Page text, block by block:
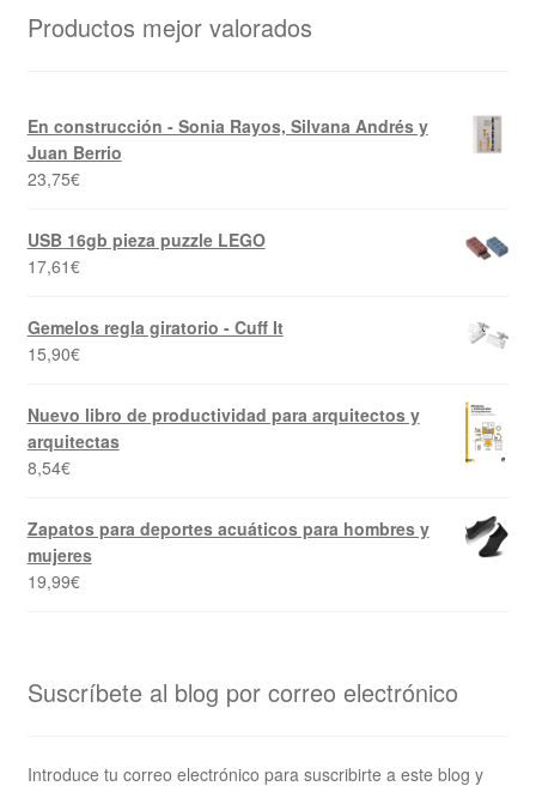
Productos mejor valorados
En construcción - Sonia Rayos, Silvana Andrés y
Juan Berrio
23,75€
USB 16gb pieza puzzle LEGO
17,61€
Gemelos regla giratorio - Cuff It
15,90€
Nuevo libro de productividad para arquitectos y
arquitectas
8,54€
Zapatos para deportes acuáticos para hombres y
mujeres
19,99€
Suscríbete al blog por correo electrónico
Introduce tu correo electrónico para suscribirte a este blog y